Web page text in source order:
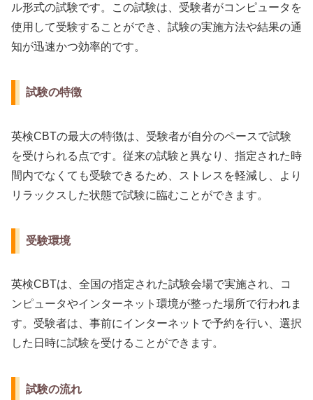
ル形式の試験です。この試験は、受験者がコンピュータを
使用して受験することができ、試験の実施方法や結果の通
知が迅速かつ効率的です。
試験の特徴
英検CBTの最大の特徴は、受験者が自分のペースで試験
を受けられる点です。従来の試験と異なり、指定された時
間内でなくても受験できるため、ストレスを軽減し、より
リラックスした状態で試験に臨むことができます。
受験環境
英検CBTは、全国の指定された試験会場で実施され、コ
ンピュータやインターネット環境が整った場所で行われま
す。受験者は、事前にインターネットで予約を行い、選択
した日時に試験を受けることができます。
試験の流れ